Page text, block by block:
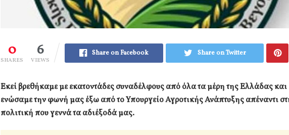
0
SHARES
6
VIEWS
Share on Facebook Share on Twitter
Εκεί βρεθήκαμε με εκατοντάδες συναδέλφους από όλα τα μέρη της Ελλάδας και
ενώσαμε την φωνή μας έξω από το Υπουργείο Αγροτικής Ανάπτυξης απέναντι
πολιτική που γεννά τα αδιέξοδά μας.